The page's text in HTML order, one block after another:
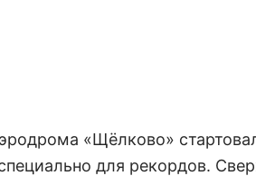
«Щёлково»
для рекордов.